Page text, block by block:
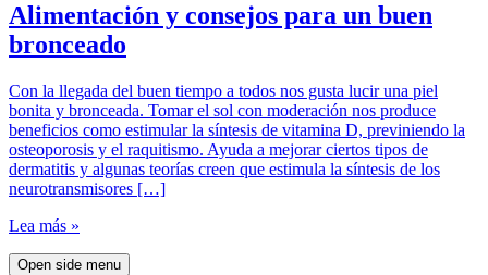
Alimentación y consejos para un buen
bronceado
Con la llegada del buen tiempo a todos nos gusta lucir una piel
bonita y bronceada. Tomar el sol con moderación nos produce
beneficios como estimular la síntesis de vitamina D, previniendo la
osteoporosis y el raquitismo. Ayuda a mejorar ciertos tipos de
dermatitis y algunas teorías creen que estimula la síntesis de los
neurotransmisores […]
Lea más »
Open side menu